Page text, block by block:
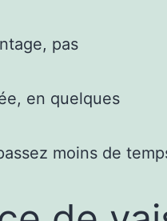
pas
en quelques
moins de